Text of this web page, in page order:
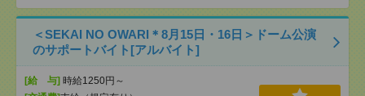
＜SEKAI NO OWARI＊8月15日・16日＞ドーム公演
のサポートバイト[アルバイト]
[給 与] 時給1250円～